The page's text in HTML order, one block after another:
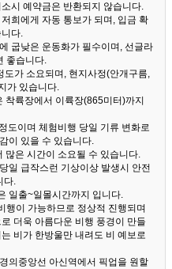
시 예약금은 반환되지 않습니다.
희에게 자동 통보가 되며, 입금 확
다.
굽낮은 운동화가 필수이며, 선글라
좋습니다.
가 소요되며, 현지사정(안개구름,
가 있습니다.
륙장에서 이륙장(865미터)까지
도이며 체험비행 당일 기류 변화로
이 있을 수 있습니다.
많은 시간이 소요될 수 있습니다.
일 급작스런 기상이상 발생시 안전
다.
일출~일몰시간까지 입니다.
행이 가능하므로 정상적 진행되며
더욱 아름다운 비행 풍경이 만들
비가 한방울만 내려도 비 예보로
의중앙선 아신역에서 픽업을 원할